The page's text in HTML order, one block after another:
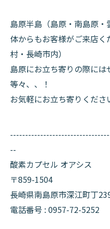
島原半島（島原・南島原
体からもお客様がご来店
村・長崎市内）
島原にお立ち寄りの際に
等々、、！
お気軽にお立ち寄りくだ
--
酸素カプセル オアシス
〒859-1504
長崎県南島原市深江町丁
電話番号 : 0957-72-5252